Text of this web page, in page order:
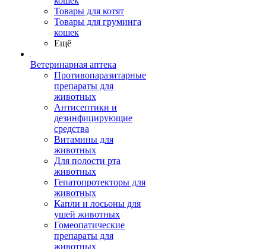
Товары для котят
Товары для груминга
кошек
Ещё
Ветеринарная аптека
Противопаразитарные
препараты для
животных
Антисептики и
дезинфицирующие
средства
Витамины для
животных
Для полости рта
животных
Гепатопротекторы для
животных
Капли и лосьоны для
ушей животных
Гомеопатические
препараты для
животных